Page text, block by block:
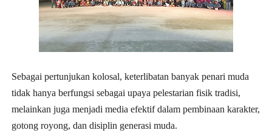
Sebagai pertunjukan kolosal, keterlibatan banyak penari muda
tidak hanya berfungsi sebagai upaya pelestarian fisik tradisi,
melainkan juga menjadi media efektif dalam pembinaan karakter,
gotong royong, dan disiplin generasi muda.